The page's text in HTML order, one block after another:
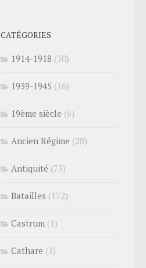
CATÉGORIES
1914-1918 (30)
1939-1945 (16)
19ème siècle (6)
Ancien Régime (28)
Antiquité (73)
Batailles (172)
Castrum (1)
Cathare (3)